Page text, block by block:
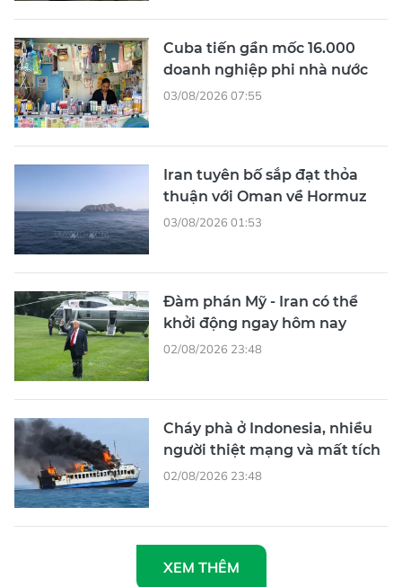
Cuba tiến gần mốc 16.000
doanh nghiệp phi nhà nước
03/08/2026 07:55
Iran tuyên bố sắp đạt thỏa
thuận với Oman về Hormuz
03/08/2026 01:53
Đàm phán Mỹ - Iran có thể
khởi động ngay hôm nay
02/08/2026 23:48
Cháy phà ở Indonesia, nhiều
người thiệt mạng và mất tích
02/08/2026 23:48
XEM THÊM